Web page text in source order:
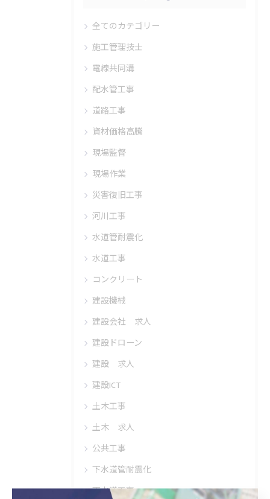
全てのカテゴリー
施工管理技士
電線共同溝
配水管工事
道路工事
資材価格高騰
現場監督
現場作業
災害復旧工事
河川工事
水道管耐震化
水道工事
コンクリート
建設機械
建設会社 求人
建設ドローン
建設 求人
建設ICT
土木工事
土木 求人
公共工事
下水道管耐震化
下水道工事